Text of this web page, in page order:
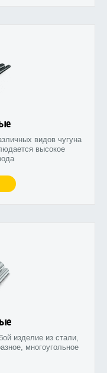
видов чугуна
высокое
изделие из стали,
многоугольное